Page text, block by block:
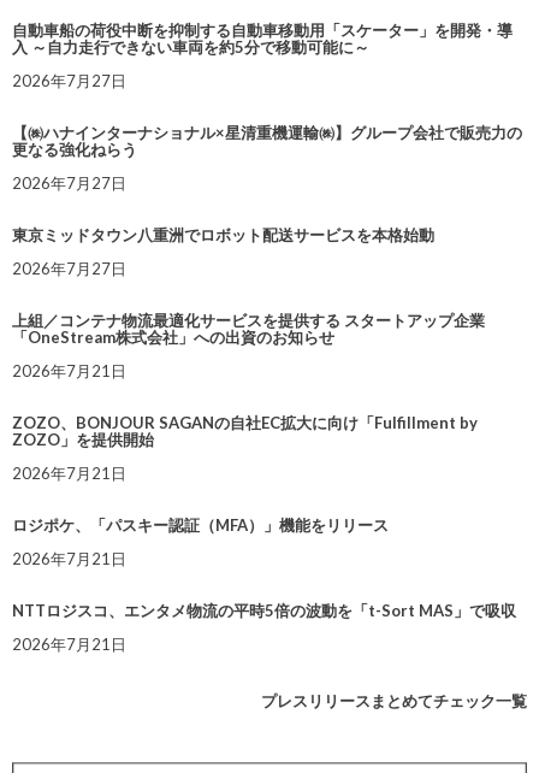
自動車船の荷役中断を抑制する自動車移動用「スケーター」を開発・導
入 ～自力走行できない車両を約5分で移動可能に～
2026年7月27日
【㈱ハナインターナショナル×星清重機運輸㈱】グループ会社で販売力の
更なる強化ねらう
2026年7月27日
東京ミッドタウン八重洲でロボット配送サービスを本格始動
2026年7月27日
上組／コンテナ物流最適化サービスを提供する スタートアップ企業
「OneStream株式会社」への出資のお知らせ
2026年7月21日
ZOZO、BONJOUR SAGANの自社EC拡大に向け「Fulfillment by
ZOZO」を提供開始
2026年7月21日
ロジポケ、「パスキー認証（MFA）」機能をリリース
2026年7月21日
NTTロジスコ、エンタメ物流の平時5倍の波動を「t-Sort MAS」で吸収
2026年7月21日
プレスリリースまとめてチェック一覧